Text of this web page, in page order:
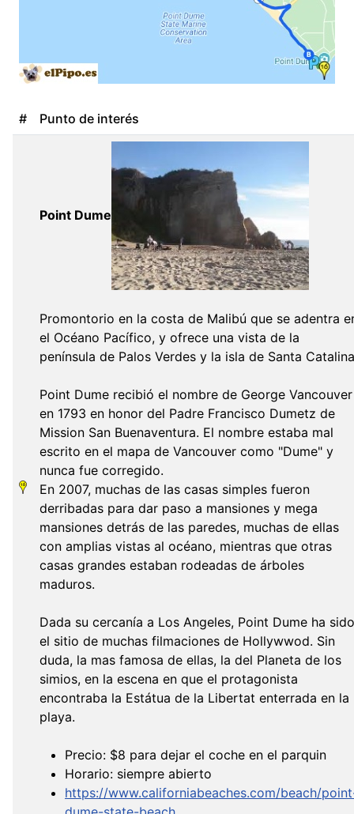
# Punto de interés
Point Dume
Promontorio en la costa de Malibú que se adentra
el Océano Pacífico, y ofrece una vista de la
península de Palos Verdes y la isla de Santa
Point Dume recibió el nombre de George Vancouver
en 1793 en honor del Padre Francisco Dumetz de
Mission San Buenaventura. El nombre estaba mal
escrito en el mapa de Vancouver como "Dume" y
nunca fue corregido.
En 2007, muchas de las casas simples fueron
derribadas para dar paso a mansiones y mega
mansiones detrás de las paredes, muchas de ellas
con amplias vistas al océano, mientras que otras
casas grandes estaban rodeadas de árboles
maduros.
Dada su cercanía a Los Angeles, Point Dume ha sido
el sitio de muchas filmaciones de Hollywwod. Sin
duda, la mas famosa de ellas, la del Planeta de los
simios, en la escena en que el protagonista
encontraba la Estátua de la Libertat enterrada en la
playa.
Precio: $8 para dejar el coche en el parquin
Horario: siempre abierto
https://www.californiabeaches.com/beach/